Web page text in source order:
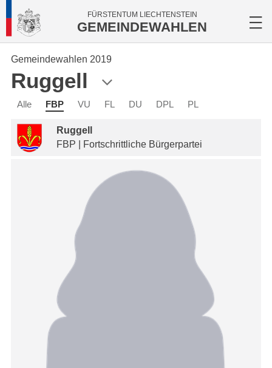
FÜRSTENTUM LIECHTENSTEIN
GEMEINDEWAHLEN
Gemeindewahlen 2019
Ruggell
Alle FBP VU FL DU DPL PL
Ruggell
FBP | Fortschrittliche Bürgerpartei